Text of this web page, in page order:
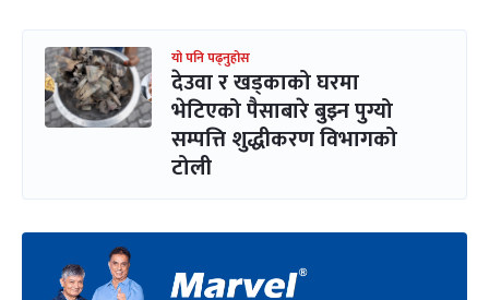
यो पनि पढ्नुहोस
देउवा र खड्काको घरमा
भेटिएको पैसाबारे बुझ्न पुग्यो
सम्पत्ति शुद्धीकरण विभागको
टोली